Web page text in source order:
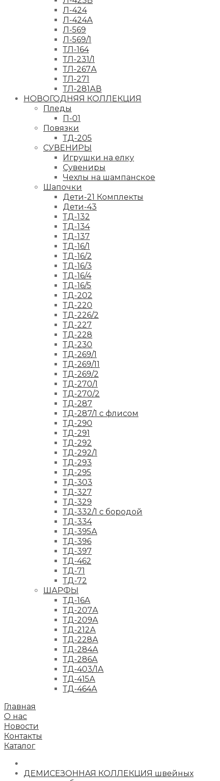
Л-424
Л-424А
Л-569
Л-569/1
ТЛ-164
ТЛ-231/1
ТЛ-267А
ТЛ-271
ТЛ-281АВ
НОВОГОДНЯЯ КОЛЛЕКЦИЯ
Пледы
П-01
Повязки
ТД-205
СУВЕНИРЫ
Игрушки на елку
Сувениры
Чехлы на шампанское
Шапочки
Дети-21 Комплекты
Дети-43
ТД-132
ТД-134
ТД-137
ТД-16/1
ТД-16/2
ТД-16/3
ТД-16/4
ТД-16/5
ТД-202
ТД-220
ТД-226/2
ТД-227
ТД-228
ТД-230
ТД-269/1
ТД-269/11
ТД-269/2
ТД-270/1
ТД-270/2
ТД-287
ТД-287/1 с флисом
ТД-290
ТД-291
ТД-292
ТД-292/1
ТД-293
ТД-295
ТД-303
ТД-327
ТД-329
ТД-332/1 с бородой
ТД-334
ТД-395А
ТД-396
ТД-397
ТД-462
ТД-71
ТД-72
ШАРФЫ
ТД-16А
ТД-207А
ТД-209А
ТД-212А
ТД-228А
ТД-284А
ТД-286А
ТД-403/1А
ТД-415А
ТД-464А
Главная
О нас
Новости
Контакты
Каталог
ДЕМИСЕЗОННАЯ КОЛЛЕКЦИЯ швейных